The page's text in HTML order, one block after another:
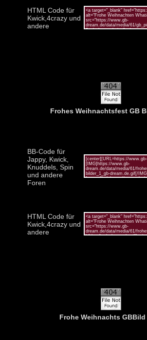
HTML Code für
Kwick,4crazy und
andere
Frohes Weihnachtsfest GB
BB-Code für
Jappy, Kwick,
Knuddels, Spin
und andere
Foren
HTML Code für
Kwick,4crazy und
andere
Frohe Weihnachts GBBild